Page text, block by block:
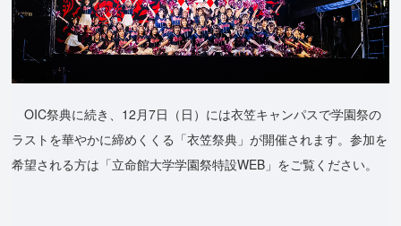
OIC祭典に続き、12月7日（日）には衣笠キャンパスで学園祭の
ラストを華やかに締めくくる「衣笠祭典」が開催されます。参加を
希望される方は「立命館大学学園祭特設WEB」をご覧ください。